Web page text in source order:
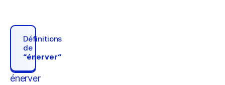
Définitions
de
“énerver“
énerver